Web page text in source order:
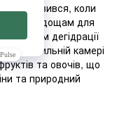
зʼявився, коли
солодощам для
дегідрації
сушильній камері
та овочів, що
та природний